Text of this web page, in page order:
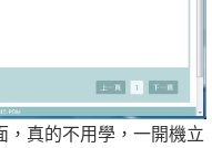
真的不用學，一開機立